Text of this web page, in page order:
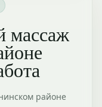
массаж
районе